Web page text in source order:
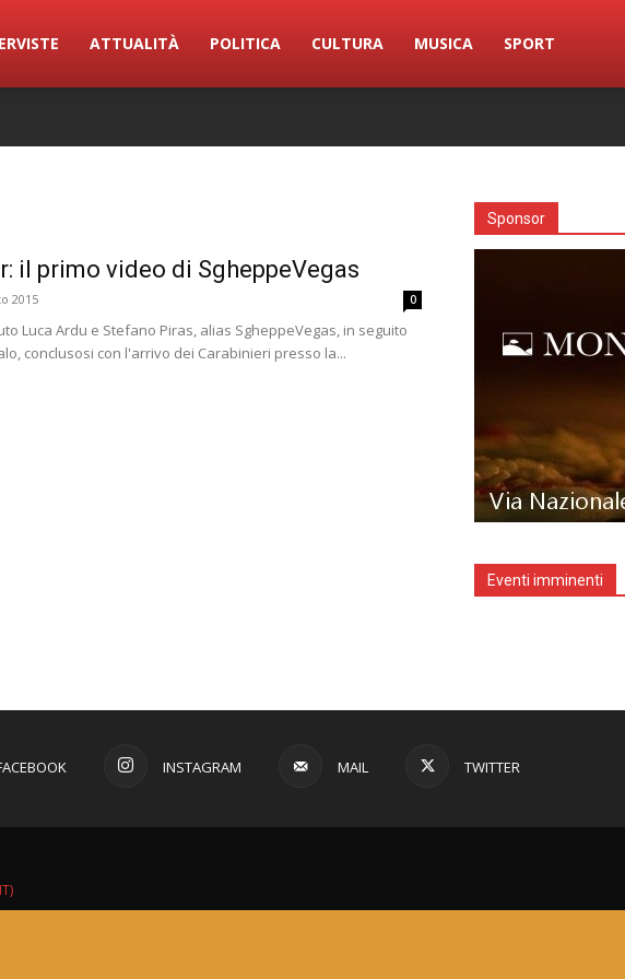
ATTUALITÀ POLITICA CULTURA MUSICA SPORT
il primo video di SgheppeVegas
2015 0
Luca Ardu e Stefano Piras, alias SgheppeVegas, in seguito
conclusosi con l'arrivo dei Carabinieri presso la...
Sponsor
Eventi imminenti
INSTAGRAM MAIL TWITTER